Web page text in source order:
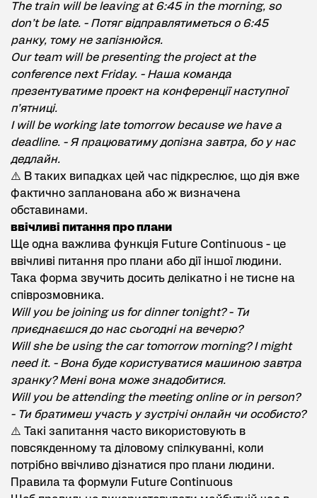
The train will be leaving at 6:45 in the morning, so
don’t be late. - Потяг відправлятиметься о 6:45
ранку, тому не запізнюйся.
Our team will be presenting the project at the
conference next Friday. - Наша команда
презентуватиме проект на конференції наступної
п’ятниці.
I will be working late tomorrow because we have a
deadline. - Я працюватиму допізна завтра, бо у нас
дедлайн.
⚠️ В таких випадках цей час підкреслює, що дія вже
фактично запланована або ж визначена
обставинами.
ввічливі питання про плани
Ще одна важлива функція Future Continuous - це
ввічливі питання про плани або дії іншої людини.
Така форма звучить досить делікатно і не тисне на
співрозмовника.
Will you be joining us for dinner tonight? - Ти
приєднаєшся до нас сьогодні на вечерю?
Will she be using the car tomorrow morning? I might
need it. - Вона буде користуватися машиною завтра
зранку? Мені вона може знадобитися.
Will you be attending the meeting online or in person?
- Ти братимеш участь у зустрічі онлайн чи особисто?
⚠️ Такі запитання часто використовують в
повсякденному та діловому спілкуванні, коли
потрібно ввічливо дізнатися про плани людини.
Правила та формули Future Continuous